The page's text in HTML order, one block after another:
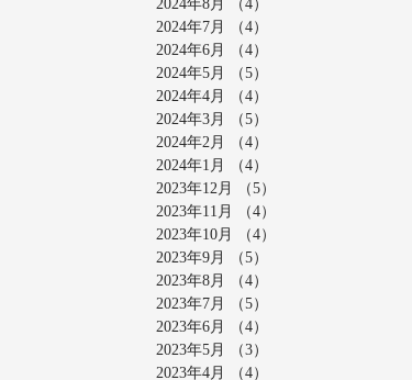
2024年8月 （4）
2024年7月
（4）
2024年6月
（4）
2024年5月
（5）
2024年4月
（4）
2024年3月
（5）
2024年2月
（4）
2024年1月
（4）
2023年12月
（5）
2023年11月
（4）
2023年10月
（4）
2023年9月
（5）
2023年8月
（4）
2023年7月
（5）
2023年6月
（4）
2023年5月
（3）
2023年4月
（4）